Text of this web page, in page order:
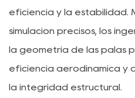
eficiencia y la estabilidad.
simulación precisos, los
la geometría de las palas
eficiencia aerodinámica y
la integridad estructural.